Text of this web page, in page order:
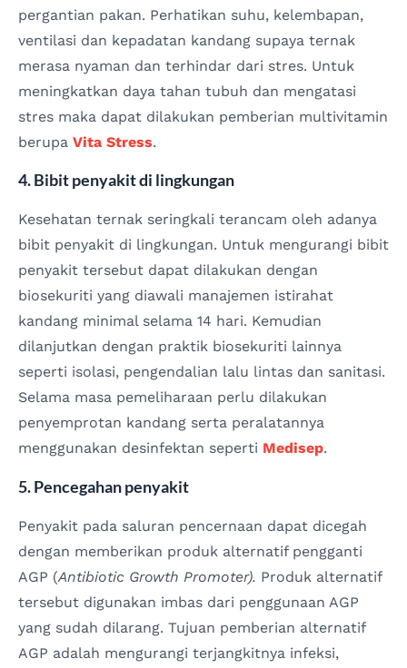
pergantian pakan. Perhatikan suhu, kelembapan,
ventilasi dan kepadatan kandang supaya ternak
merasa nyaman dan terhindar dari stres. Untuk
meningkatkan daya tahan tubuh dan mengatasi
stres maka dapat dilakukan pemberian multivitamin
berupa Vita Stress.
4. Bibit penyakit di lingkungan
Kesehatan ternak seringkali terancam oleh adanya
bibit penyakit di lingkungan. Untuk mengurangi bibit
penyakit tersebut dapat dilakukan dengan
biosekuriti yang diawali manajemen istirahat
kandang minimal selama 14 hari. Kemudian
dilanjutkan dengan praktik biosekuriti lainnya
seperti isolasi, pengendalian lalu lintas dan sanitasi.
Selama masa pemeliharaan perlu dilakukan
penyemprotan kandang serta peralatannya
menggunakan desinfektan seperti Medisep.
5. Pencegahan penyakit
Penyakit pada saluran pencernaan dapat dicegah
dengan memberikan produk alternatif pengganti
AGP (Antibiotic Growth Promoter). Produk alternatif
tersebut digunakan imbas dari penggunaan AGP
yang sudah dilarang. Tujuan pemberian alternatif
AGP adalah mengurangi terjangkitnya infeksi,